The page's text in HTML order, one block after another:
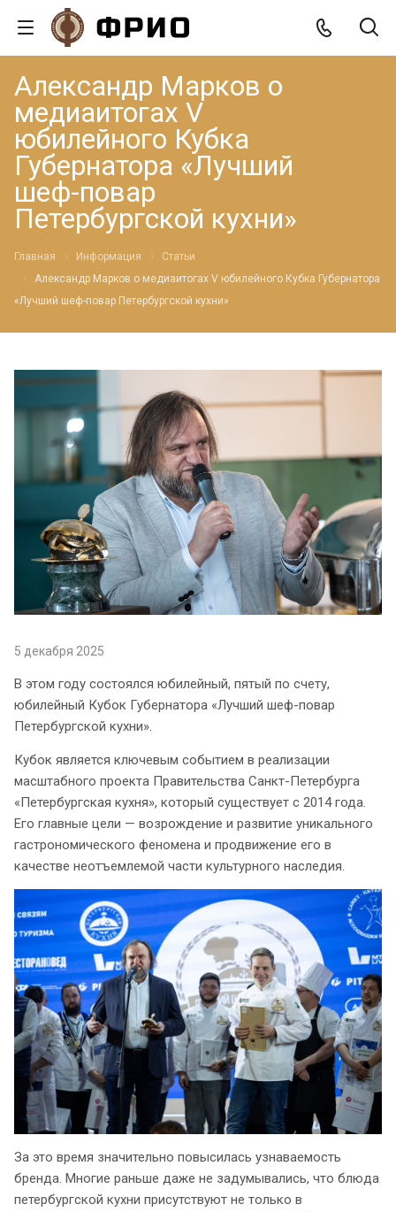
Александр Марков о
медиаитогах V
юбилейного Кубка
Губернатора «Лучший
шеф-повар
Петербургской кухни»
Главная Информация
Статьи
Александр Марков о медиаитогах V юбилейного Кубка Губернатора
«Лучший шеф-повар Петербургской кухни»
5 декабря 2025
В этом году состоялся юбилейный, пятый по счету,
юбилейный Кубок Губернатора «Лучший шеф-повар
Петербургской кухни».
Кубок является ключевым событием в реализации
масштабного проекта Правительства Санкт-Петербурга
«Петербургская кухня», который существует с 2014 года.
Его главные цели — возрождение и развитие уникального
гастрономического феномена и продвижение его в
качестве неотъемлемой части культурного наследия.
За это время значительно повысилась узнаваемость
бренда. Многие раньше даже не задумывались, что блюда
петербургской кухни присутствуют не только в